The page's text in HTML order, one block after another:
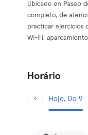
Ubicado en Paseo
completo, de
practicar ejercicios
Wi-Fi,
Horário
Hoje, Do 9